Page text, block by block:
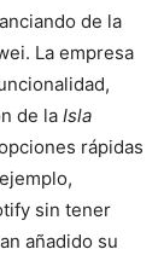
de la
La empresa
de la Isla
rápidas
sin tener
añadido su